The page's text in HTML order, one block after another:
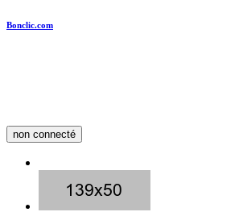
Bonclic.com
non connecté